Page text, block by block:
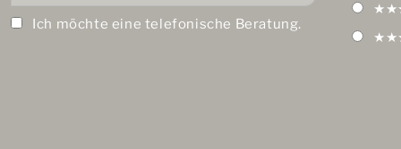
Ich möchte eine telefonische Beratung.